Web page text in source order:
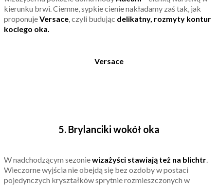
kierunku brwi. Ciemne, sypkie cienie nakładamy zaś tak, jak
proponujeVersace, czyli budując delikatny, rozmyty kontur
kociego oka.
Versace
5. Brylanciki wokół oka
W nadchodzącym sezoniewizażyści stawiają też na blichtr.
Wieczorne wyjścia nie obejdą się bez ozdoby w postaci
pojedynczych kryształków sprytnie rozmieszczonych w